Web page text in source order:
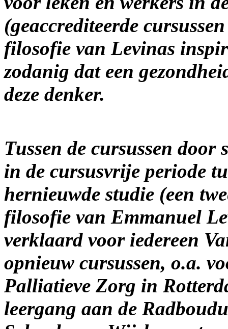
(geaccrediteerde
filosofie van Levinas
zodanig dat een
deze denker.
Tussen de cursussen
in de cursusvrije periode
hernieuwde studie (een
filosofie van Emmanuel
verklaard voor iedereen
opnieuw cursussen, o.a.
Palliatieve Zorg in
leergang aan de